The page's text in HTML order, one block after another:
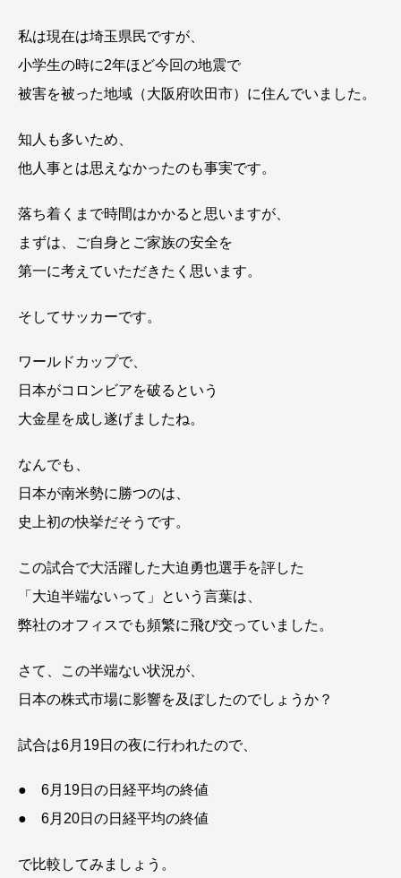
私は現在は埼玉県民ですが、
小学生の時に2年ほど今回の地震で
被害を被った地域（大阪府吹田市）に住んでいました。
知人も多いため、
他人事とは思えなかったのも事実です。
落ち着くまで時間はかかると思いますが、
まずは、ご自身とご家族の安全を
第一に考えていただきたく思います。
そしてサッカーです。
ワールドカップで、
日本がコロンビアを破るという
大金星を成し遂げましたね。
なんでも、
日本が南米勢に勝つのは、
史上初の快挙だそうです。
この試合で大活躍した大迫勇也選手を評した
「大迫半端ないって」という言葉は、
弊社のオフィスでも頻繁に飛び交っていました。
さて、この半端ない状況が、
日本の株式市場に影響を及ぼしたのでしょうか？
試合は6月19日の夜に行われたので、
● 6月19日の日経平均の終値
● 6月20日の日経平均の終値
で比較してみましょう。